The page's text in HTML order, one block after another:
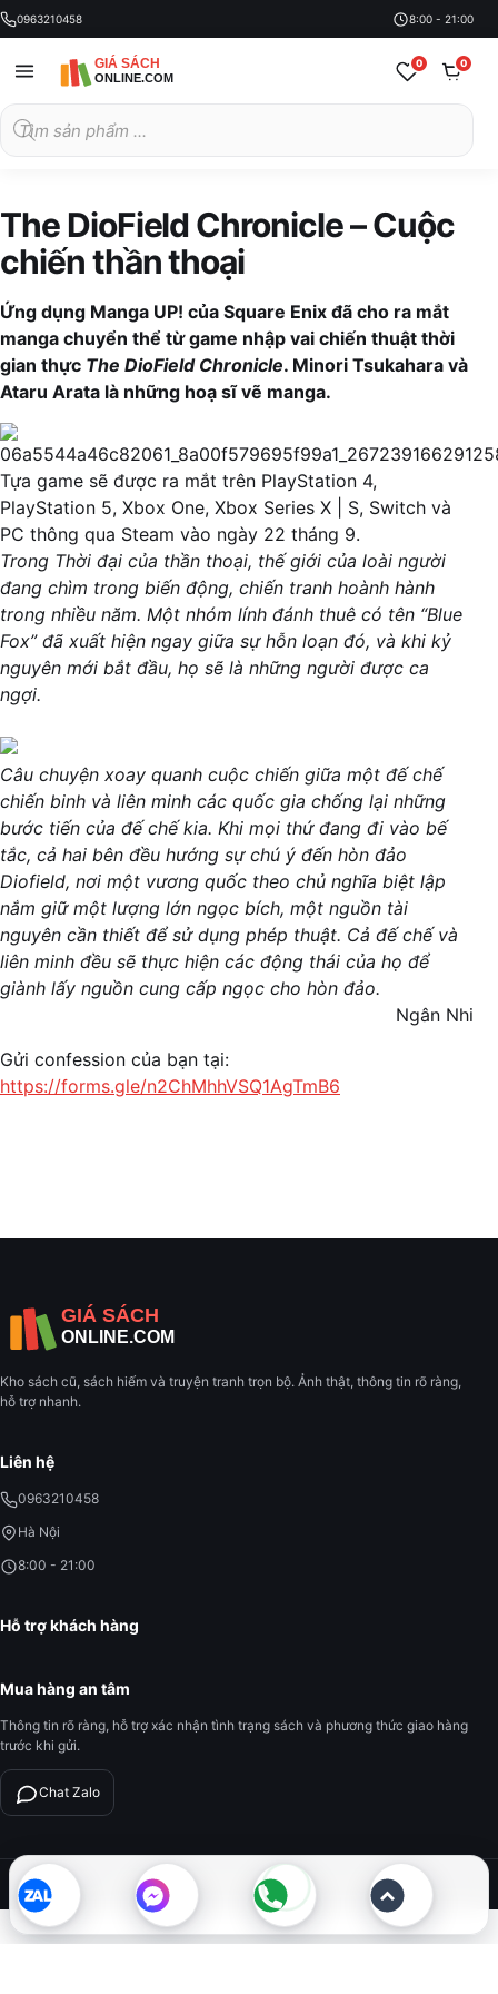
0963210458 8:00 - 21:00
kiếm
sản
0 0
The DioField Chronicle – Cuộc
chiến thần thoại
Ứng dụng Manga UP! của Square Enix đã cho ra mắt
manga chuyển thể từ game nhập vai chiến thuật thời
gian thực The DioField Chronicle. Minori Tsukahara và
Ataru Arata là những hoạ sĩ vẽ manga.
Tựa game sẽ được ra mắt trên PlayStation 4,
PlayStation 5, Xbox One, Xbox Series X | S, Switch và
PC thông qua Steam vào ngày 22 tháng 9.
Trong Thời đại của thần thoại, thế giới của loài người
đang chìm trong biến động, chiến tranh hoành hành
trong nhiều năm. Một nhóm lính đánh thuê có tên “Blue
Fox” đã xuất hiện ngay giữa sự hỗn loạn đó, và khi kỷ
nguyên mới bắt đầu, họ sẽ là những người được ca
ngợi.
Câu chuyện xoay quanh cuộc chiến giữa một đế chế
chiến binh và liên minh các quốc gia chống lại những
bước tiến của đế chế kia. Khi mọi thứ đang đi vào bế
tắc, cả hai bên đều hướng sự chú ý đến hòn đảo
Diofield, nơi một vương quốc theo chủ nghĩa biệt lập
nắm giữ một lượng lớn ngọc bích, một nguồn tài
nguyên cần thiết để sử dụng phép thuật. Cả đế chế và
liên minh đều sẽ thực hiện các động thái của họ để
giành lấy nguồn cung cấp ngọc cho hòn đảo.
Ngân Nhi
Gửi confession của bạn tại:
https://forms.gle/n2ChMhhVSQ1AgTmB6
Kho sách cũ, sách hiếm và truyện tranh trọn bộ. Ảnh thật, thông tin rõ ràng,
hỗ trợ nhanh.
Liên hệ
0963210458
Hà Nội
8:00 - 21:00
Hỗ trợ khách hàng
Mua hàng an tâm
Thông tin rõ ràng, hỗ trợ xác nhận tình trạng sách và phương thức giao hàng
trước khi gửi.
Chat Zalo
© 2026 Giá Sách Online.com. All rights reserved.